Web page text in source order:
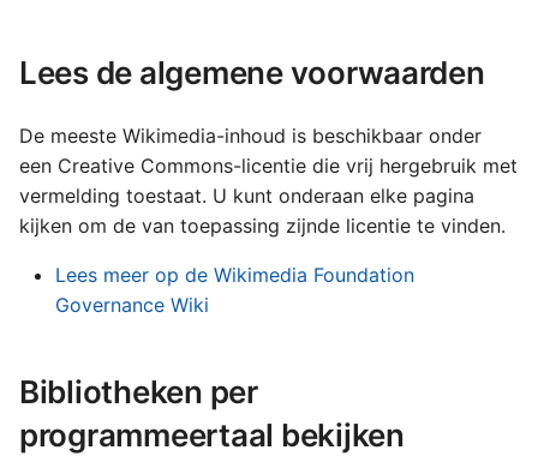
Suomi
Македонски
Русский
العربية
中文（简体）
e
k
e
n
Lees de algemene voorwaarden
De meeste Wikimedia-inhoud is beschikbaar onder
een Creative Commons-licentie die vrij hergebruik met
vermelding toestaat. U kunt onderaan elke pagina
kijken om de van toepassing zijnde licentie te vinden.
Lees meer op de Wikimedia Foundation
Governance Wiki
Bibliotheken per
programmeertaal bekijken